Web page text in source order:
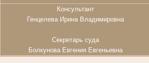
Консультант
Генцелева Ирина Владимировна
Секретарь суда
Болкунова Евгения Евгеньевна